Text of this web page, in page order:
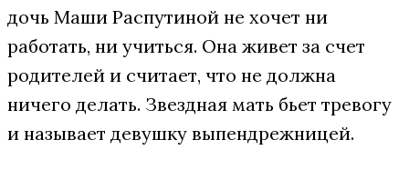
дочь Маши Распутиной не хочет ни
работать, ни учиться. Она живет за счет
родителей и считает, что не должна
ничего делать. Звездная мать бьет тревогу
и называет девушку выпендрежницей.